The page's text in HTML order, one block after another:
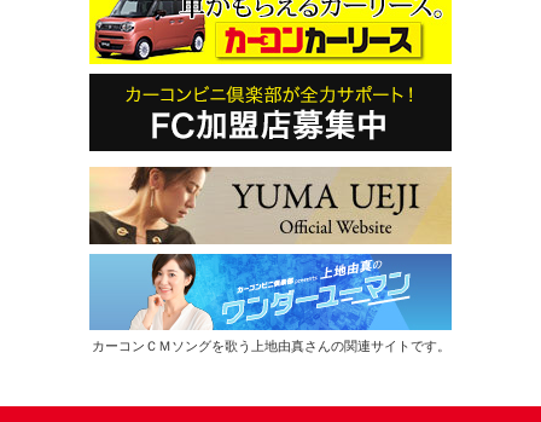
カーコンＣＭソングを歌う上地由真さんの関連サイトです。